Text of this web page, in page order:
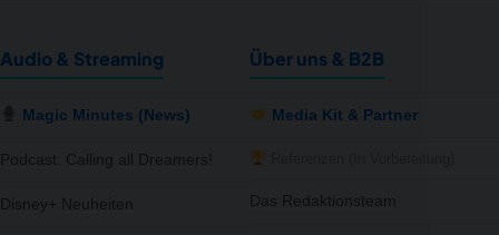
Audio & Streaming
Magic Minutes (News)
Podcast: Calling all Dreamers!
Disney+ Neuheiten
Über uns & B2B
Media Kit & Partner
Das Redaktionsteam